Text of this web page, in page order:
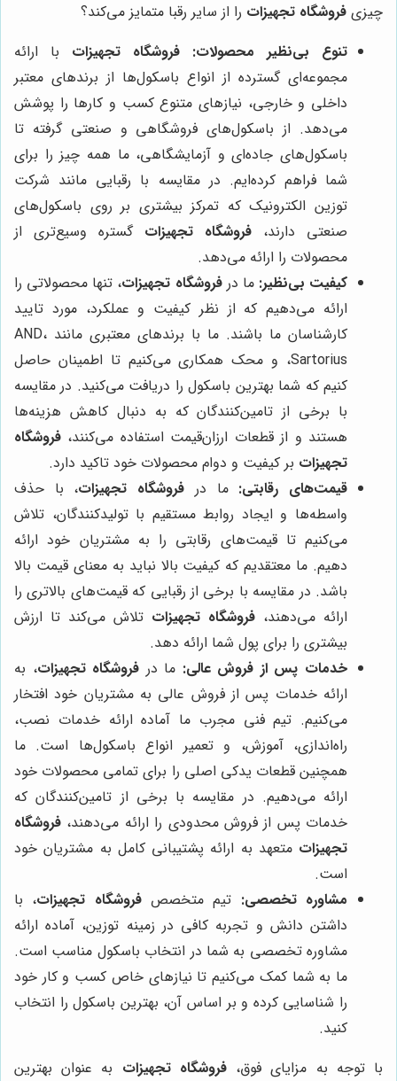
چیزی فروشگاه تجهیزات را از سایر رقبا متمایز می‌کند؟
تنوع بی‌نظیر محصولات: فروشگاه تجهیزات با ارائه
مجموعه‌ای گسترده از انواع باسکول‌ها از برندهای معتبر
داخلی و خارجی، نیازهای متنوع کسب و کارها را پوشش
می‌دهد. از باسکول‌های فروشگاهی و صنعتی گرفته تا
باسکول‌های جاده‌ای و آزمایشگاهی، ما همه چیز را برای
شما فراهم کرده‌ایم. در مقایسه با رقبایی مانند شرکت
توزین الکترونیک که تمرکز بیشتری بر روی باسکول‌های
صنعتی دارند، فروشگاه تجهیزات گستره وسیع‌تری از
محصولات را ارائه می‌دهد.
کیفیت بی‌نظیر: ما درفروشگاه تجهیزات، تنها محصولاتی را
ارائه می‌دهیم که از نظر کیفیت و عملکرد، مورد تایید
کارشناسان ما باشند. ما با برندهای معتبری مانند AND،
Sartorius، و محک همکاری می‌کنیم تا اطمینان حاصل
کنیم که شما بهترین باسکول را دریافت می‌کنید. در مقایسه
با برخی از تامین‌کنندگان که به دنبال کاهش هزینه‌ها
هستند و از قطعات ارزان‌قیمت استفاده می‌کنند، فروشگاه
تجهیزات بر کیفیت و دوام محصولات خود تاکید دارد.
قیمت‌های رقابتی: ما در فروشگاه تجهیزات، با حذف
واسطه‌ها و ایجاد روابط مستقیم با تولیدکنندگان، تلاش
می‌کنیم تا قیمت‌های رقابتی را به مشتریان خود ارائه
دهیم. ما معتقدیم که کیفیت بالا نباید به معنای قیمت بالا
باشد. در مقایسه با برخی از رقبایی که قیمت‌های بالاتری را
ارائه می‌دهند، فروشگاه تجهیزات تلاش می‌کند تا ارزش
بیشتری را برای پول شما ارائه دهد.
خدمات پس از فروش عالی: ما در فروشگاه تجهیزات، به
ارائه خدمات پس از فروش عالی به مشتریان خود افتخار
می‌کنیم. تیم فنی مجرب ما آماده ارائه خدمات نصب،
راه‌اندازی، آموزش، و تعمیر انواع باسکول‌ها است. ما
همچنین قطعات یدکی اصلی را برای تمامی محصولات خود
ارائه می‌دهیم. در مقایسه با برخی از تامین‌کنندگان که
خدمات پس از فروش محدودی را ارائه می‌دهند، فروشگاه
تجهیزات متعهد به ارائه پشتیبانی کامل به مشتریان خود
است.
مشاوره تخصصی: تیم متخصصفروشگاه تجهیزات، با
داشتن دانش و تجربه کافی در زمینه توزین، آماده ارائه
مشاوره تخصصی به شما در انتخاب باسکول مناسب است.
ما به شما کمک می‌کنیم تا نیازهای خاص کسب و کار خود
را شناسایی کرده و بر اساس آن، بهترین باسکول را انتخاب
کنید.
با توجه به مزایای فوق،فروشگاه تجهیزات به عنوان بهترین